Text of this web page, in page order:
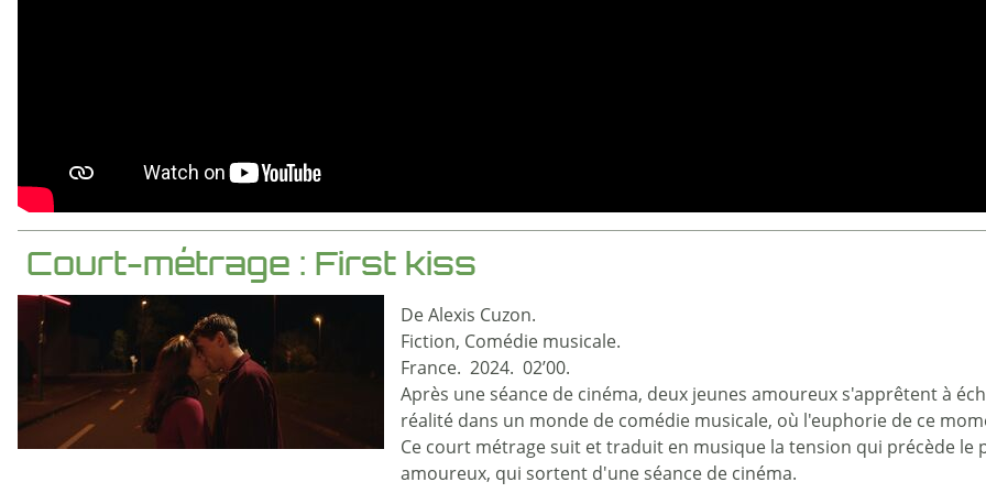
Court-métrage : First kiss
De Alexis Cuzon.
Fiction, Comédie musicale.
France. 2024. 02’00.
Après une séance de cinéma, deux jeunes amoureux s'apprêtent à
réalité dans un monde de comédie musicale, où l'euphorie de ce
Ce court métrage suit et traduit en musique la tension qui précède le
amoureux, qui sortent d'une séance de cinéma.